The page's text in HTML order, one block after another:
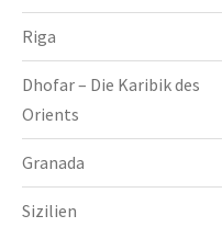
Riga
Dhofar – Die Karibik des
Orients
Granada
Sizilien